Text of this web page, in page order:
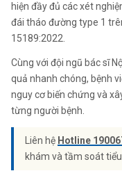
hiện đầy đủ các xét
đái tháo đường type 1
15189:2022.
Cùng với đội ngũ bác sĩ
quả nhanh chóng, bệnh
nguy cơ biến chứng và
từng người bệnh.
Liên hệ Hotline
khám và tầm soát